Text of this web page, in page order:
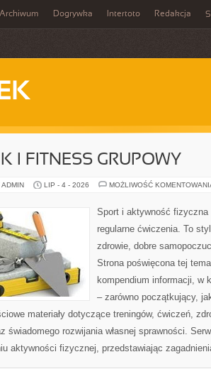
Archiwum Dogrywka Intertoto Redakcja
I FITNESS GRUPOWY
LIP - 4 - 2026 MOŻLIWOŚĆ
Sport i aktywność
regularne ćwiczenia. To
zdrowie, dobre
Strona poświęcona tej
kompendium informacji, w
– zarówno początkujący,
materiały dotyczące treningów, ćwiczeń,
świadomego rozwijania własnej sprawności.
aktywności fizycznej, przedstawiając